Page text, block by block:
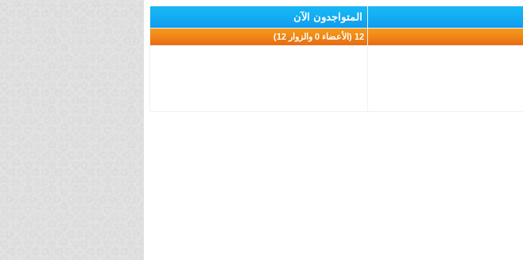
المتواجدون الآن
12 (الأعضاء 0 والزوار 12)